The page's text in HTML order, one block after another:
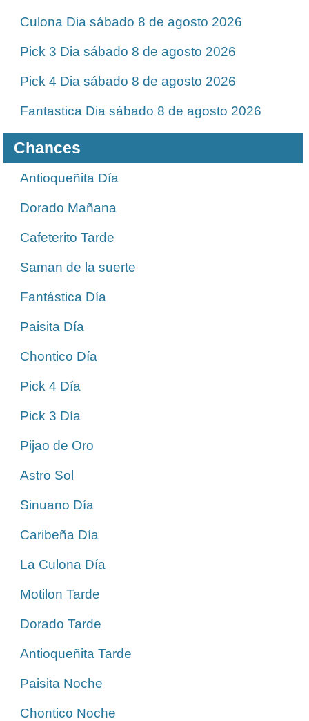
Culona Dia sábado 8 de agosto 2026
Pick 3 Dia sábado 8 de agosto 2026
Pick 4 Dia sábado 8 de agosto 2026
Fantastica Dia sábado 8 de agosto 2026
Chances
Antioqueñita Día
Dorado Mañana
Cafeterito Tarde
Saman de la suerte
Fantástica Día
Paisita Día
Chontico Día
Pick 4 Día
Pick 3 Día
Pijao de Oro
Astro Sol
Sinuano Día
Caribeña Día
La Culona Día
Motilon Tarde
Dorado Tarde
Antioqueñita Tarde
Paisita Noche
Chontico Noche